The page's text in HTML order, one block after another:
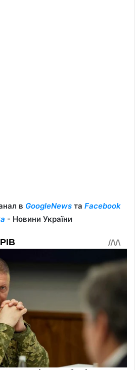
в GoogleNews та Facebook
- Новини України